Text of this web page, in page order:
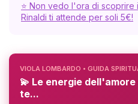
⭐ Non vedo l'ora di scoprire
Rinaldi ti attende per soli 5€!
VIOLA LOMBARDO • GUIDA
💫 Le energie
te...